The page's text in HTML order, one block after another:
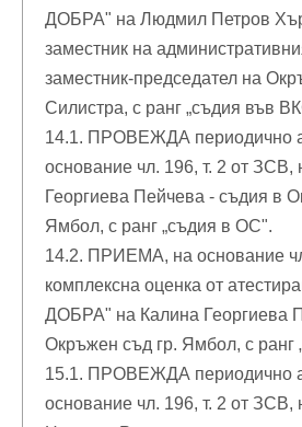
ДОБРА" на Людмил Петров
заместник на
заместник-председател на
Силистра, с ранг „съдия във
14.1. ПРОВЕЖДА периодично
основание чл. 196, т. 2 от ЗСВ,
Георгиева Пейчева - съдия в
Ямбол, с ранг „съдия в ОС".
14.2. ПРИЕМА, на основание
комплексна оценка от
ДОБРА" на Калина Георгиева
Окръжен съд гр. Ямбол, с ранг
15.1. ПРОВЕЖДА периодично
основание чл. 196, т. 2 от ЗСВ,